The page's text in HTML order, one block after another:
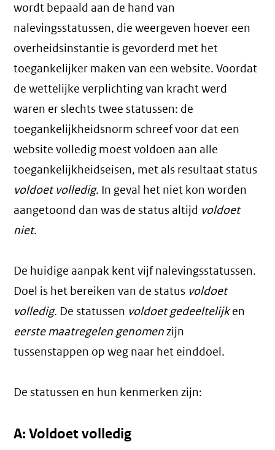
wordt bepaald aan de hand van
nalevingsstatussen, die weergeven hoever een
overheidsinstantie is gevorderd met het
toegankelijker maken van een website. Voordat
de wettelijke verplichting van kracht werd
waren er slechts twee statussen: de
toegankelijkheidsnorm schreef voor dat een
website volledig moest voldoen aan alle
toegankelijkheidseisen, met als resultaat status
voldoet volledig. In geval het niet kon worden
aangetoond dan was de status altijd voldoet
niet.
De huidige aanpak kent vijf nalevingsstatussen.
Doel is het bereiken van de status voldoet
volledig. De statussen voldoet gedeeltelijken
eerste maatregelen genomenzijn
tussenstappen op weg naar het einddoel.
De statussen en hun kenmerken zijn:
A: Voldoet volledig